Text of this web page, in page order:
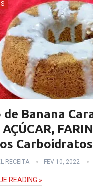
de Banana
AÇÚCAR,
RECEITA FEV 10, 2022
READING »